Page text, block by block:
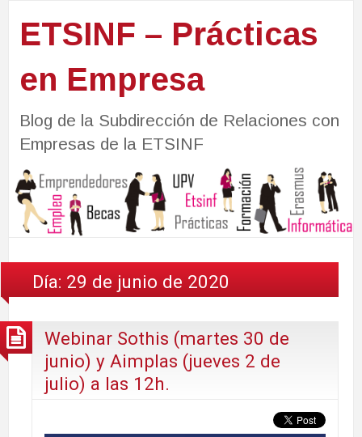
ETSINF – Prácticas
en Empresa
Blog de la Subdirección de Relaciones con
Empresas de la ETSINF
Día: 29 de junio de 2020
Webinar Sothis (martes 30 de
junio) y Aimplas (jueves 2 de
julio) a las 12h.